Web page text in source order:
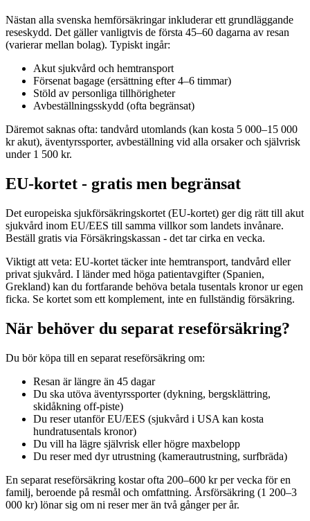
Nästan alla svenska hemförsäkringar inkluderar ett grundläggande
reseskydd. Det gäller vanligtvis de första 45–60 dagarna av resan
(varierar mellan bolag). Typiskt ingår:
Akut sjukvård och hemtransport
Försenat bagage (ersättning efter 4–6 timmar)
Stöld av personliga tillhörigheter
Avbeställningsskydd (ofta begränsat)
Däremot saknas ofta: tandvård utomlands (kan kosta 5 000–15 000
kr akut), äventyrssporter, avbeställning vid alla orsaker och självrisk
under 1 500 kr.
EU-kortet - gratis men begränsat
Det europeiska sjukförsäkringskortet (EU-kortet) ger dig rätt till akut
sjukvård inom EU/EES till samma villkor som landets invånare.
Beställ gratis via Försäkringskassan - det tar cirka en vecka.
Viktigt att veta: EU-kortet täcker inte hemtransport, tandvård eller
privat sjukvård. I länder med höga patientavgifter (Spanien,
Grekland) kan du fortfarande behöva betala tusentals kronor ur egen
ficka. Se kortet som ett komplement, inte en fullständig försäkring.
När behöver du separat reseförsäkring?
Du bör köpa till en separat reseförsäkring om:
Resan är längre än 45 dagar
Du ska utöva äventyrssporter (dykning, bergsklättring,
skidåkning off-piste)
Du reser utanför EU/EES (sjukvård i USA kan kosta
hundratusentals kronor)
Du vill ha lägre självrisk eller högre maxbelopp
Du reser med dyr utrustning (kamerautrustning, surfbräda)
En separat reseförsäkring kostar ofta 200–600 kr per vecka för en
familj, beroende på resmål och omfattning. Årsförsäkring (1 200–3
000 kr) lönar sig om ni reser mer än två gånger per år.